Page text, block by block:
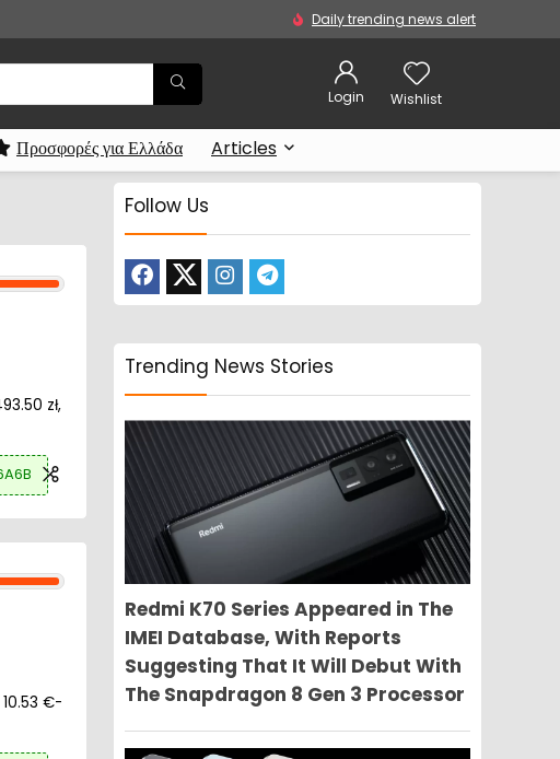
Daily trending news alert
Login Wishlist
Προσφορές για Ελλάδα Articles
zł,
€-
Follow Us
Trending News Stories
Redmi K70 Series Appeared in The
IMEI Database, With Reports
Suggesting That It Will Debut With
The Snapdragon 8 Gen 3 Processor